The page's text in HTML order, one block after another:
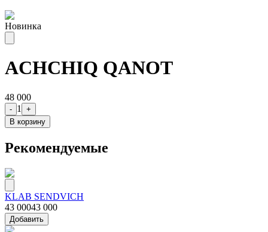
Новинка
ACHCHIQ QANOT
48 000
- 1
+
В корзину
Рекомендуемые
KLAB SENDVICH
43 00043 000
Добавить